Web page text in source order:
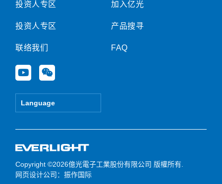
投资人专区
投资人专区
联络我们
Y
o
u
e
W
e
i
Language
加入亿光
产品搜寻
FAQ
Copyright ©2026億光電子工業股份有限公司 版權所有.
网页设计公司 ：振作国际